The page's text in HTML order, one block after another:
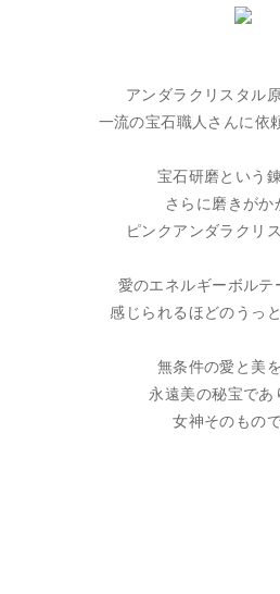
アンダラクリスタル
一流の宝石職人さんに依
宝石研磨という
さらに磨きがか
ピンクアンダラクリ
愛のエネルギーボルテ
感じられるほどのうっ
無条件の愛と美
永遠美の秘宝であ
女神そのもの